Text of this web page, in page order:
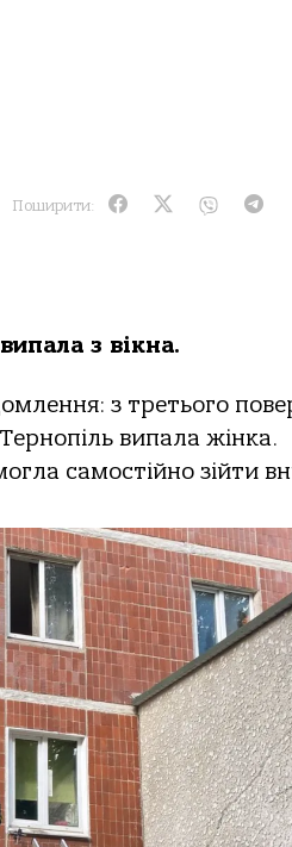
Поширити:
з вікна.
з третього
випала жінка.
самостійно зійти